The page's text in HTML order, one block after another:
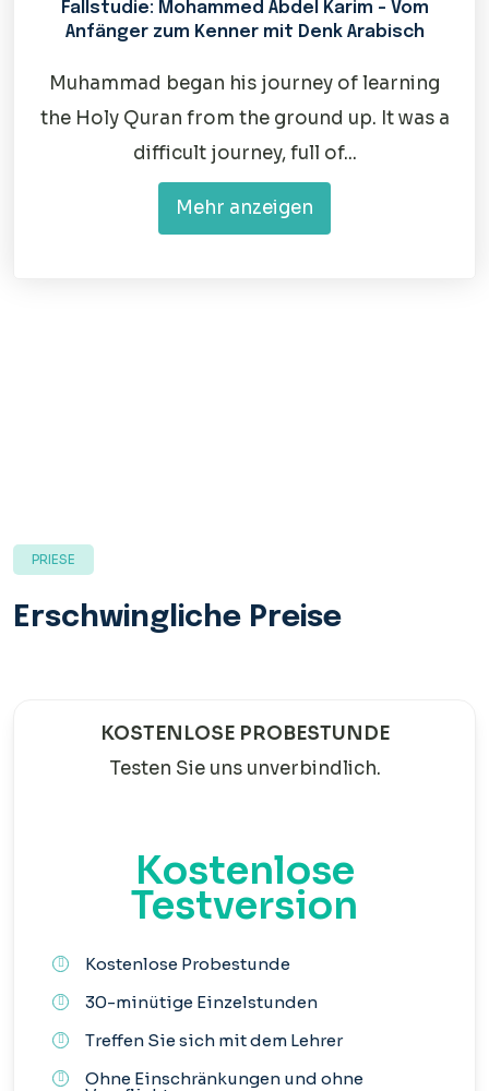
Fallstudie: Mohammed Abdel Karim – Vom
Anfänger zum Kenner mit Denk Arabisch
Muhammad began his journey of learning
the Holy Quran from the ground up. It was a
difficult journey, full of...
Mehr anzeigen
PRIESE
Erschwingliche Preise
KOSTENLOSE PROBESTUNDE
Testen Sie uns unverbindlich.
Kostenlose
Testversion
Kostenlose Probestunde
30-minütige Einzelstunden
Treffen Sie sich mit dem Lehrer
Ohne Einschränkungen und ohne